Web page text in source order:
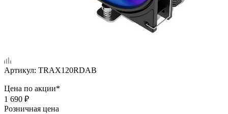
Артикул: TRAX120RDAB
Цена по акции*
1 690 ₽
Розничная цена